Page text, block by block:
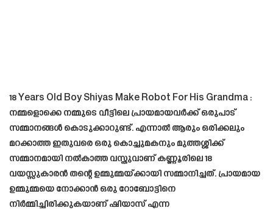
18 Years Old Boy Shiyas Make Robot For His Grandma :
നമ്മളൊക്കെ നമ്മുടെ വീട്ടിലെ പ്രായമായവർക്ക് ഒരുപാട്
സമ്മാനങ്ങൾ കൊടുക്കാറുണ്ട്. എന്നാൽ ആരും ഒരിക്കലും
മറക്കാത്ത ഇതുവരെ ഒരു കൊച്ചുമകനും മുത്തശ്ശിക്ക്
സമ്മാനമായി നൽകാത്ത വസ്തുവാണ് കണ്ണൂരിലെ 18
വയസ്സുകാരൻ തന്റെ ഉമ്മുമ്മയ്ക്കായി സമ്മാനിച്ചത്. പ്രായമായ
ഉമ്മുമ്മയെ നോക്കാൻ ഒരു റോബോട്ടിനെ
നിർമ്മിച്ചിരിക്കുകയാണ് ഷിയാസ് എന്ന